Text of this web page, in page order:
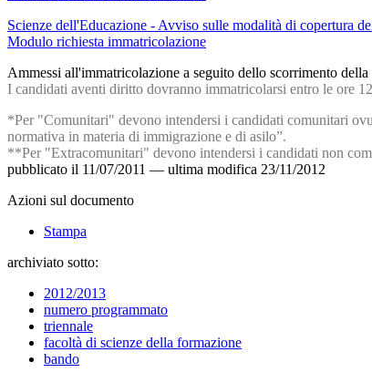
Scienze dell'Educazione - Avviso sulle modalità di copertura
Modulo richiesta immatricolazione
Ammessi all'immatricolazione a seguito dello scorrimento della
I candidati aventi diritto dovranno immatricolarsi entro le ore
*Per "Comunitari" devono intendersi i candidati comunitari
normativa in materia di immigrazione e di asilo”.
**Per "Extracomunitari" devono intendersi i candidati non
pubblicato il 11/07/2011 — ultima modifica 23/11/2012
Azioni sul documento
Stampa
archiviato sotto:
2012/2013
numero programmato
triennale
facoltà di scienze della formazione
bando